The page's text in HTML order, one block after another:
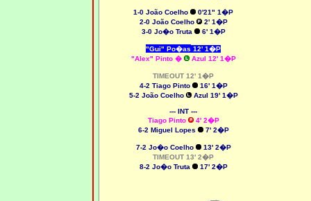
1-0 João Coelho
0'21" 1�P
2-0 João Coelho
2' 1�P
3-0 Jo�o Truta 6' 1�P
"Gui" Po�as 12' 1�P
"Alex" Pinto � Azul 12' 1�P
TIMEOUT 12' 1�P
4-2 Tiago Pinto
16' 1�P
5-2 João Coelho Azul 19' 1�P
--- INT ---
Tiago Pinto
4' 2�P
6-2 Miguel Lopes
7' 2�P
7-2 Jo�o Coelho
13' 2�P
TIMEOUT 13' 2�P
8-2 Jo�o Truta 17' 2�P